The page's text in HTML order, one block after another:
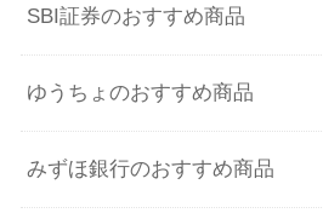
SBI証券のおすすめ商品
ゆうちょのおすすめ商品
みずほ銀行のおすすめ商品